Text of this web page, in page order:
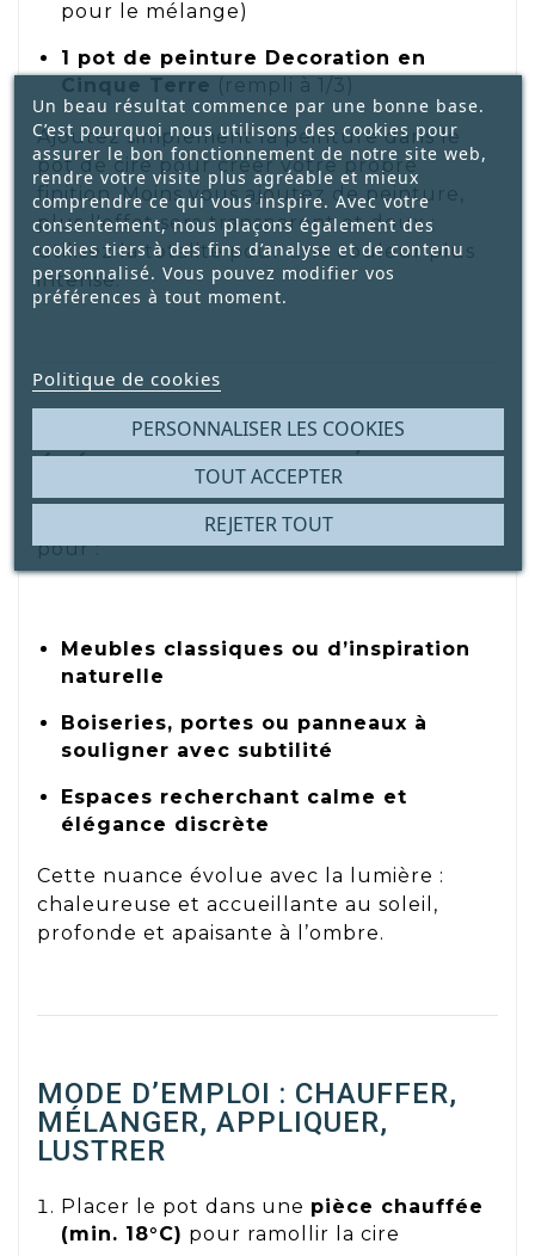
pour le mélange)
1 pot de peinture Decoration en
Cinque Terre (rempli à 1/3)
Ajoutez simplement la peinture dans le
pot de cire pour créer votre propre
finition. Moins vous ajoutez de peinture,
plus l'effet sera transparent et doux ;
utilisez la totalité pour une couleur plus
intense.
APPLICATION : DOUCE,
ÉLÉGANTE ET NATURELLE
Silken Wax en Cinque Terre est idéale
pour :
Meubles classiques ou d’inspiration
naturelle
Boiseries, portes ou panneaux à
souligner avec subtilité
Espaces recherchant calme et
élégance discrète
Cette nuance évolue avec la lumière :
chaleureuse et accueillante au soleil,
profonde et apaisante à l’ombre.
MODE D’EMPLOI : CHAUFFER,
MÉLANGER, APPLIQUER,
LUSTRER
Placer le pot dans une pièce chauffée
(min. 18°C) pour ramollir la cire
Un beau résultat commence par une bonne base.
C’est pourquoi nous utilisons des cookies pour
assurer le bon fonctionnement de notre site web,
rendre votre visite plus agréable et mieux
comprendre ce qui vous inspire. Avec votre
consentement, nous plaçons également des
cookies tiers à des fins d’analyse et de contenu
personnalisé. Vous pouvez modifier vos
préférences à tout moment.
Politique de cookies
PERSONNALISER LES COOKIES
REJETER TOUT
TOUT ACCEPTER